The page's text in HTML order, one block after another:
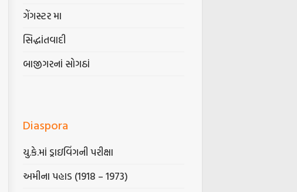
ગેંગસ્ટર મા
સિદ્ધાંતવાદી
બાજીગરનાં સોગઠાં
Diaspora
યુ.કે.માં ડ્રાઇવિંગની પરીક્ષા
અમીના પહાડ (1918 – 1973)